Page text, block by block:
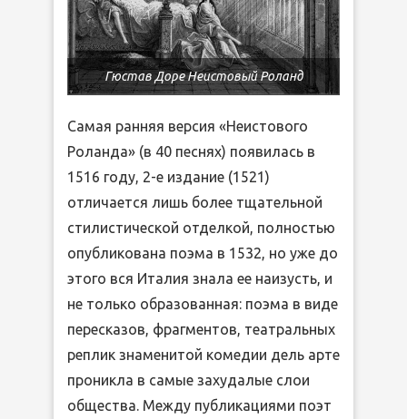
Гюстав Доре Неистовый Роланд
Самая ранняя версия «Неистового
Роланда» (в 40 песнях) появилась в
1516 году, 2-е издание (1521)
отличается лишь более тщательной
стилистической отделкой, полностью
опубликована поэма в 1532, но уже до
этого вся Италия знала ее наизусть, и
не только образованная: поэма в виде
пересказов, фрагментов, театральных
реплик знаменитой комедии дель арте
проникла в самые захудалые слои
общества. Между публикациями поэт